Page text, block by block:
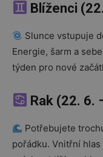
Blíženci
Slunce vstupuje
Energie, šarm a
týden pro nové
Rak (22. 6.
Potřebujete
pořádku. Vnitřní